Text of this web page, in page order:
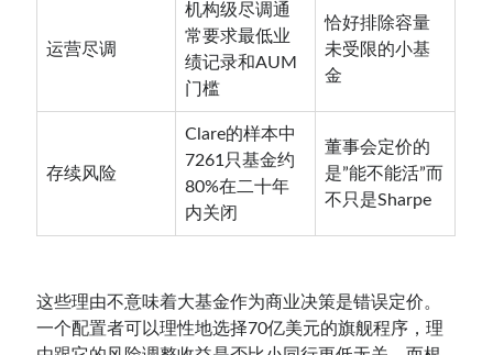
运营尽调
机构级尽调通
常要求最低业
绩记录和AUM
门槛
恰好排除容量
未受限的小基
金
存续风险
Clare的样本中
7261只基金约
80%在二十年
内关闭
董事会定价的
是”能不能活”而
不只是Sharpe
这些理由不意味着大基金作为商业决策是错误定价。
一个配置者可以理性地选择70亿美元的旗舰程序，理